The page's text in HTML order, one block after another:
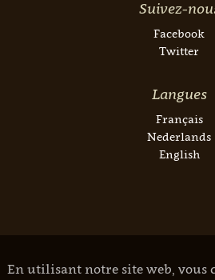
Suivez-
Facebook
Twitter
Langues
Français
Nederlands
English
En utilisant notre site web, vous